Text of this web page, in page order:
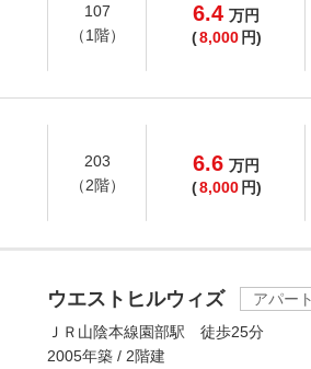
107
（1階）
6.4 万円
(8,000 円)
203
（2階）
6.6 万円
(8,000 円)
ウエストヒルウィズ
アパー
ＪＲ山陰本線園部駅 徒歩25分
2005年築 / 2階建